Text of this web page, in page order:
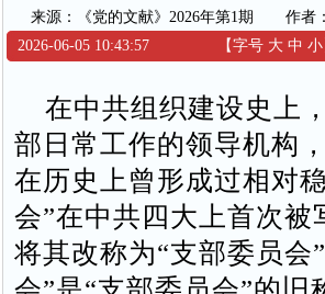
来源：《党的文献》2026年第1期 作者
2026-06-05 10:43:57
【字号 大 中 小
在中共组织建设史上
部日常工作的领导机构
在历史上曾形成过相对
会”在中共四大上首次
将其改称为“支部委员会